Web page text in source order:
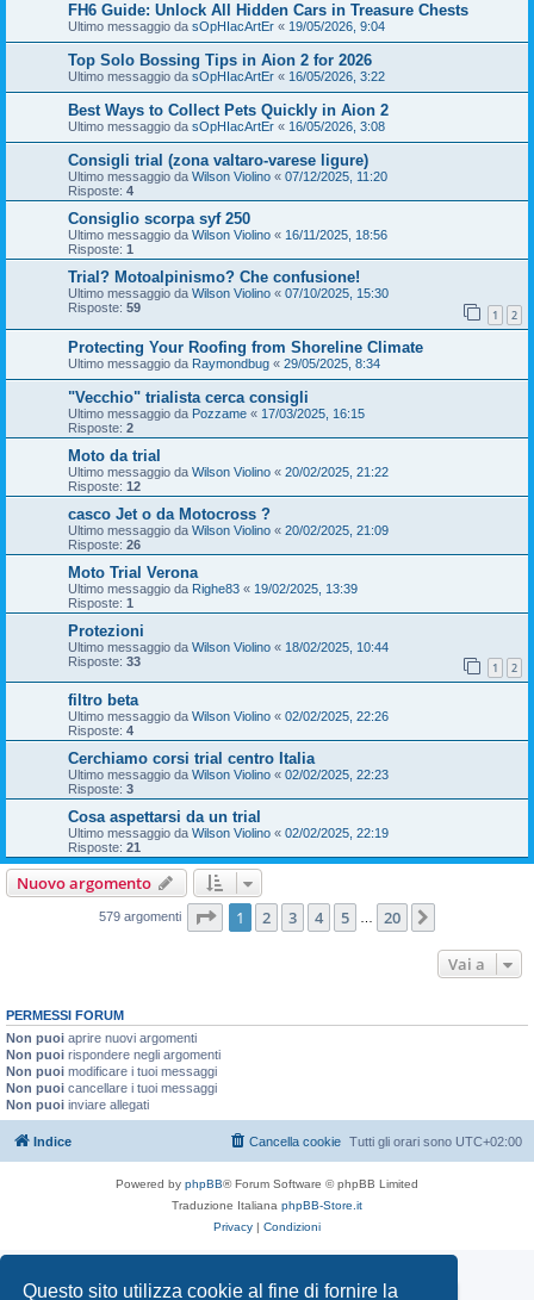
Questo sito utilizza cookie al fine di fornire la
FH6 Guide: Unlock All Hidden Cars in Treasure Chests
Ultimo messaggio da sOpHIacArtEr « 19/05/2026, 9:04
Top Solo Bossing Tips in Aion 2 for 2026
Ultimo messaggio da sOpHIacArtEr « 16/05/2026, 3:22
Best Ways to Collect Pets Quickly in Aion 2
Ultimo messaggio da sOpHIacArtEr « 16/05/2026, 3:08
Consigli trial (zona valtaro-varese ligure)
Ultimo messaggio da Wilson Violino « 07/12/2025, 11:20
Risposte: 4
Consiglio scorpa syf 250
Ultimo messaggio da Wilson Violino « 16/11/2025, 18:56
Risposte: 1
Trial? Motoalpinismo? Che confusione!
Ultimo messaggio da Wilson Violino « 07/10/2025, 15:30
Risposte: 59 1 2
Protecting Your Roofing from Shoreline Climate
Ultimo messaggio da Raymondbug « 29/05/2025, 8:34
"Vecchio" trialista cerca consigli
Ultimo messaggio da Pozzame « 17/03/2025, 16:15
Risposte: 2
Moto da trial
Ultimo messaggio da Wilson Violino « 20/02/2025, 21:22
Risposte: 12
casco Jet o da Motocross ?
Ultimo messaggio da Wilson Violino « 20/02/2025, 21:09
Risposte: 26
Moto Trial Verona
Ultimo messaggio da Righe83 « 19/02/2025, 13:39
Risposte: 1
Protezioni
Ultimo messaggio da Wilson Violino « 18/02/2025, 10:44
Risposte: 33 1 2
filtro beta
Ultimo messaggio da Wilson Violino « 02/02/2025, 22:26
Risposte: 4
Cerchiamo corsi trial centro Italia
Ultimo messaggio da Wilson Violino « 02/02/2025, 22:23
Risposte: 3
Cosa aspettarsi da un trial
Ultimo messaggio da Wilson Violino « 02/02/2025, 22:19
Risposte: 21
Nuovo argomento
579 argomenti Pagina di 20
1 2 3 4 5 20
Vai a
PERMESSI FORUM
Non puoi aprire nuovi argomenti
Non puoi rispondere negli argomenti
Non puoi modificare i tuoi messaggi
Non puoi cancellare i tuoi messaggi
Non puoi inviare allegati
Indice Tutti gli orari sono UTC+02:00
Cancella cookie
Powered by phpBB® Forum Software © phpBB Limited
Traduzione Italiana phpBB-Store.it
Privacy | Condizioni
Mototrial.it